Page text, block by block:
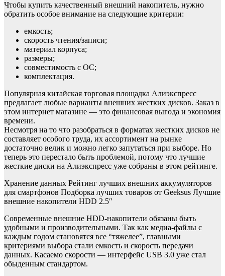
Чтобы купить качественный внешний накопитель, нужно
обратить особое внимание на следующие критерии:
емкость;
скорость чтения/записи;
материал корпуса;
размеры;
совместимость с ОС;
комплектация.
Популярная китайская торговая площадка Алиэкспресс
предлагает любые варианты внешних жестких дисков. Заказ в
этом интернет магазине — это финансовая выгода и экономия
времени.
Несмотря на то что разобраться в форматах жестких дисков не
составляет особого труда, их ассортимент на рынке
достаточно велик и можно легко запутаться при выборе. Но
теперь это перестало быть проблемой, потому что лучшие
жесткие диски на Алиэкспресс уже собраны в этом рейтинге.
Хранение данных Рейтинг лучших внешних аккумуляторов
для смартфонов Подборка лучших товаров от Geeksus Лучшие
внешние накопители HDD 2.5″
Современные внешние HDD-накопители обязаны быть
удобными и производительными. Так как медиа-файлы с
каждым годом становятся все “тяжелее”, главными
критериями выбора стали емкость и скорость передачи
данных. Касаемо скорости — интерфейс USB 3.0 уже стал
обыденным стандартом.